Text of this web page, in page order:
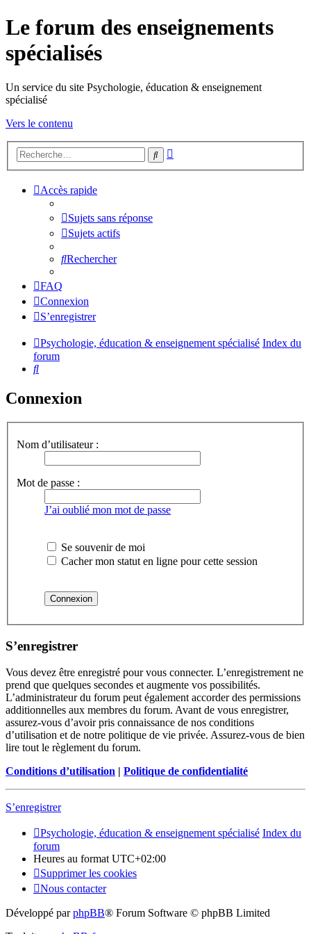
Le forum des enseignements
spécialisés
Un service du site Psychologie, éducation & enseignement
spécialisé
Vers le contenu
Rechercher
Accès rapide
Sujets sans réponse
Sujets actifs
Rechercher
FAQ
Connexion
S’enregistrer
Psychologie, éducation & enseignement spécialisé Index du
forum
Rechercher
Connexion
Nom d’utilisateur :
Mot de passe :
J’ai oublié mon mot de passe
Se souvenir de moi
Cacher mon statut en ligne pour cette session
S’enregistrer
Vous devez être enregistré pour vous connecter. L’enregistrement ne
prend que quelques secondes et augmente vos possibilités.
L’administrateur du forum peut également accorder des permissions
additionnelles aux membres du forum. Avant de vous enregistrer,
assurez-vous d’avoir pris connaissance de nos conditions
d’utilisation et de notre politique de vie privée. Assurez-vous de bien
lire tout le règlement du forum.
Conditions d’utilisation | Politique de confidentialité
S’enregistrer
Psychologie, éducation & enseignement spécialisé Index du
forum
Heures au format UTC+02:00
Supprimer les cookies
Nous contacter
Développé parphpBB® Forum Software © phpBB Limited